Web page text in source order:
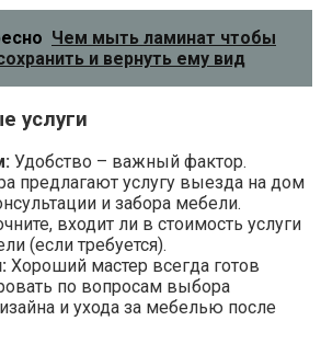
Чем мыть ламинат чтобы
и вернуть ему вид
услуги
Удобство – важный фактор.
предлагают услугу выезда на дом
и забора мебели.
входит ли в стоимость услуги
(если требуется).
Хороший мастер всегда готов
по вопросам выбора
и ухода за мебелью после